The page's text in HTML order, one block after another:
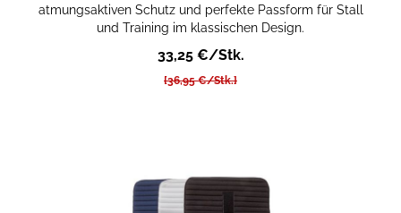
atmungsaktiven Schutz und perfekte Passform für Stall
und Training im klassischen Design.
33,25 €/Stk.
[36,95 €/Stk.]